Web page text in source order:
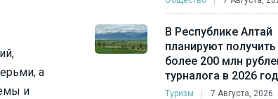
а
и
В Республике Алтай
планируют получить
более 200 млн
турналога в 2026
Туризм 7 Августа, 2026